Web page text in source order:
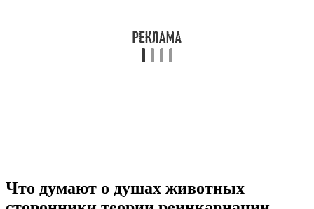
Что думают о душах животных